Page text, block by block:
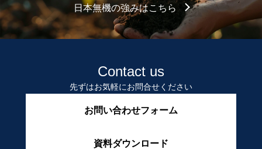
日本無機の強みはこちら
Contact us
先ずはお気軽にお問合せください
お問い合わせフォーム
資料ダウンロード